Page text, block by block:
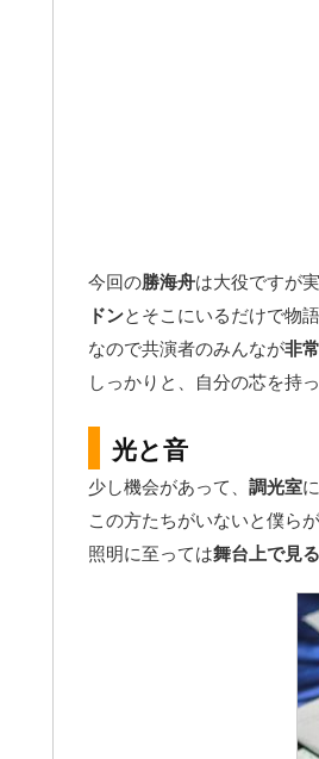
今回の勝海舟は大役ですが
ドンとそこにいるだけで物
なので共演者のみんなが非
しっかりと、自分の芯を持
光と音
少し機会があって、 調光室
この方たちがいないと僕ら
照明に至っては舞台上で見